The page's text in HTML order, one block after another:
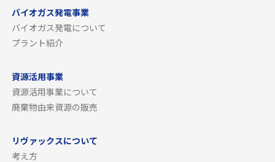
バイオガス発電事業
バイオガス発電について
プラント紹介
資源活用事業
資源活用事業について
廃棄物由来資源の販売
リヴァックスについて
考え方